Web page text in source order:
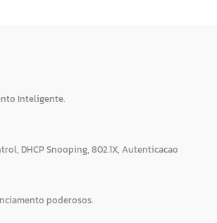
Inteligente.
DHCP Snooping, 802.1X, Autenticacao
poderosos.